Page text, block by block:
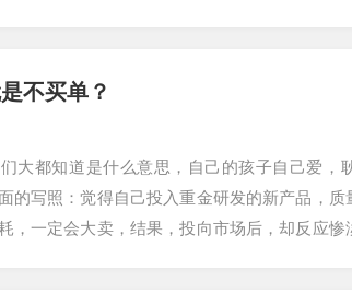
不买单？
大都知道是什么意思，自己的孩子自己爱，
的写照：觉得自己投入重金研发的新产品，
，一定会大卖，结果，投向市场后，却反应惨